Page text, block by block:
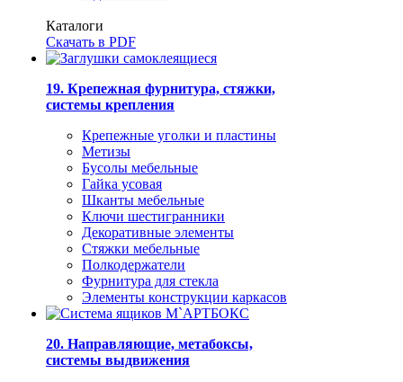
Каталоги
Скачать в PDF
19. Крепежная фурнитура, стяжки,
системы крепления
Крепежные уголки и пластины
Метизы
Бусолы мебельные
Гайка усовая
Шканты мебельные
Ключи шестигранники
Декоративные элементы
Стяжки мебельные
Полкодержатели
Фурнитура для стекла
Элементы конструкции каркасов
20. Направляющие, метабоксы,
системы выдвижения